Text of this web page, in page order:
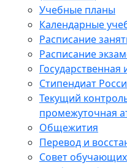
Учебные планы
Календарные
Расписание
Расписание
Государственная
Стипендиат
Текущий
промежуточная
Общежития
Перевод и
Совет